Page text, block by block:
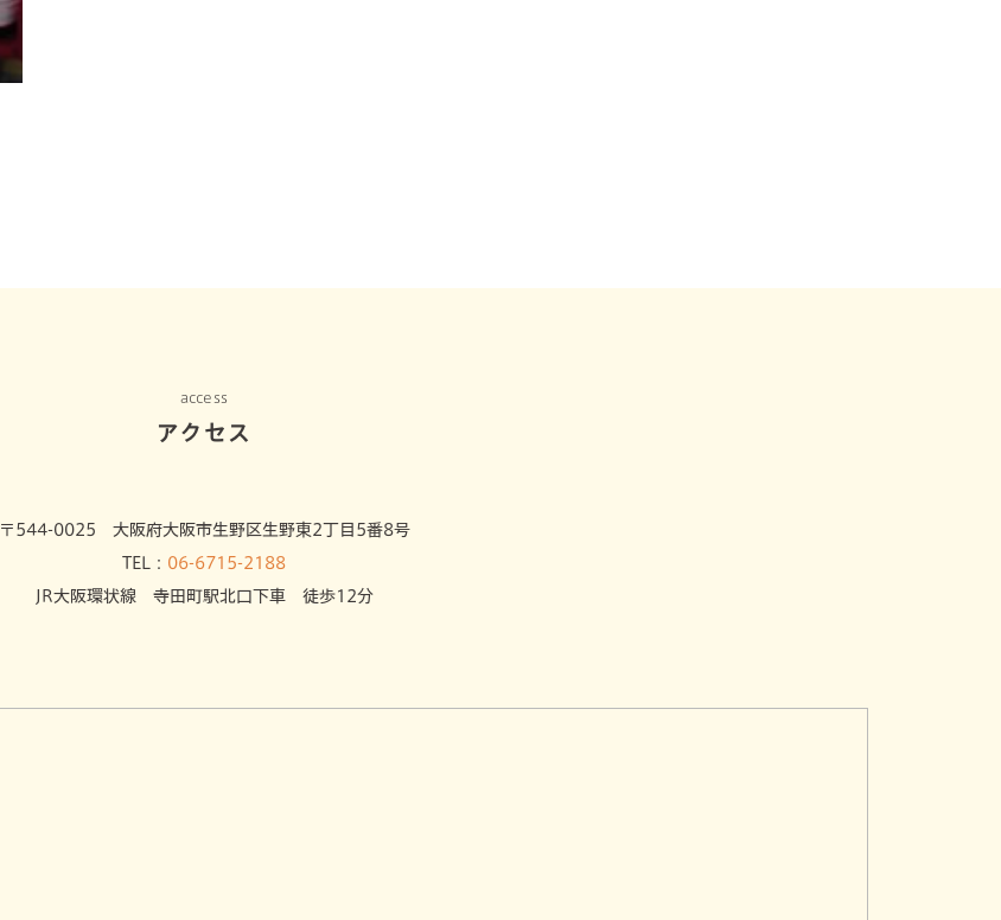
access
アクセス
〒544-0025 大阪府大阪市生野区生野東2丁目5番8号
TEL： 06-6715-2188
JR大阪環状線 寺田町駅北口下車 徒歩12分